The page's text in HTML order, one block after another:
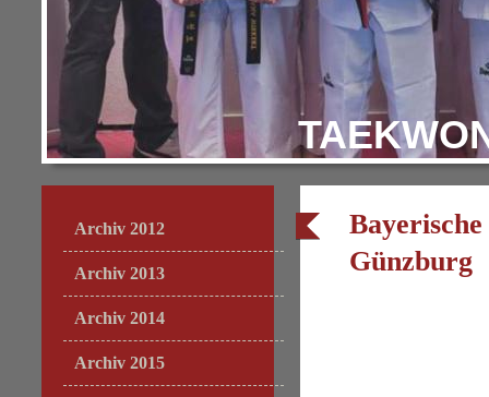
Günzburg
Archiv 2012
Archiv 2013
Archiv 2014
Archiv 2015